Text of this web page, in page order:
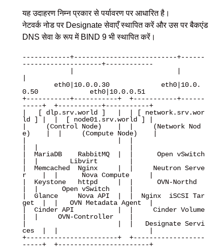
यह उदाहरण निम्न प्रकार से पर्यावरण पर आधारित है।
नेटवर्क नोड पर Designate सेवाएँ स्थापित करें और उस पर बैकएंड
DNS सेवा के रूप में BIND 9 भी स्थापित करें।
------------+--------------------------+------
--------------------+------------
0.50             eth0|10.0.0.51
+-----------+-----------+  +-----------+------
-----+  +-----------+-----------+
|   [ dlp.srv.world ]   |  | [ network.srv.wor
ld ] |  |  [ node01.srv.world ] |
|     (Control Node)    |  |     (Network Nod
e)    |  |     (Compute Node)    |
|  MariaDB    RabbitMQ  |  |      Open vSwitch
|  |        Libvirt        |
|  Memcached  Nginx     |  |     Neutron Serve
r    |  |      Nova Compute     |
|  Keystone   httpd     |  |      OVN-Northd
|  |      Open vSwitch     |
|  Glance     Nova API  |  |  Nginx  iSCSI Tar
get  |  |   OVN Metadata Agent  |
|  Cinder API           |  |     Cinder Volume
|  |     OVN-Controller    |
|                       |  |   Designate Servi
ces  |  |                       |
+-----------------------+  +------------------
-----+  +-----------------------+